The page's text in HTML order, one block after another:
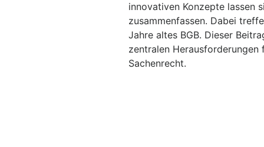
innovativen Konzepte lassen
zusammenfassen. Dabei
Jahre altes BGB. Dieser
zentralen
Sachenrecht.